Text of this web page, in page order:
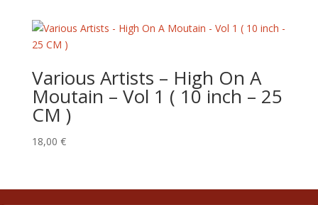
Various Artists – High On A
Moutain – Vol 1 ( 10 inch – 25
CM )
18,00 €